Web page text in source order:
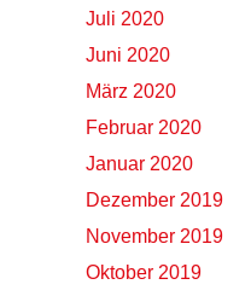
Juli 2020
Juni 2020
März 2020
Februar 2020
Januar 2020
Dezember 2019
November 2019
Oktober 2019